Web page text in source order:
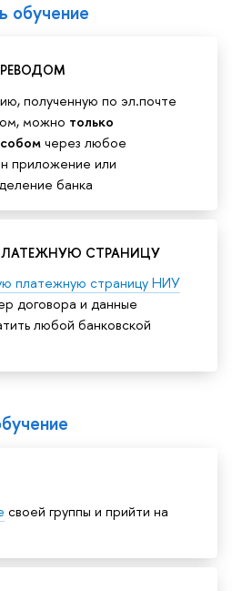
полученную по эл.почте
можно только
через любое
приложение или
банка
СТРАНИЦУ
платежную страницу НИУ
договора и данные
любой банковской
своей группы и прийти на